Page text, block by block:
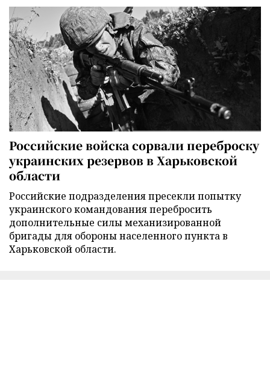
Российские войска сорвали переброску
украинских резервов в Харьковской
области
Российские подразделения пресекли попытку
украинского командования перебросить
дополнительные силы механизированной
бригады для обороны населенного пункта в
Харьковской области.